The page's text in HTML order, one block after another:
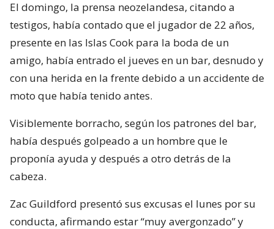
El domingo, la prensa neozelandesa, citando a
testigos, había contado que el jugador de 22 años,
presente en las Islas Cook para la boda de un
amigo, había entrado el jueves en un bar, desnudo y
con una herida en la frente debido a un accidente de
moto que había tenido antes.
Visiblemente borracho, según los patrones del bar,
había después golpeado a un hombre que le
proponía ayuda y después a otro detrás de la
cabeza.
Zac Guildford presentó sus excusas el lunes por su
conducta, afirmando estar “muy avergonzado” y